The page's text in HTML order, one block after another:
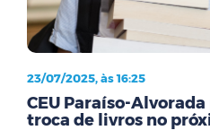
23/07/2025, às 16:25
CEU Paraíso-
troca de livros no